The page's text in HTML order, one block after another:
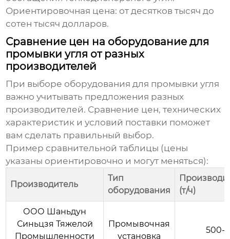
Ориентировочная цена: от десятков тысяч до
сотен тысяч долларов.
Сравнение цен на оборудование для
промывки угля от разных
производителей
При выборе оборудования для промывки угля
важно учитывать предложения разных
производителей. Сравнение цен, технических
характеристик и условий поставки поможет
вам сделать правильный выбор.
Пример сравнительной таблицы (цены
указаны ориентировочно и могут меняться):
Производитель
Тип
оборудования
(т/ч)
ООО Шаньдун
Синьцзя Тяжелой
Промышленности
Промывочная
установка
500-